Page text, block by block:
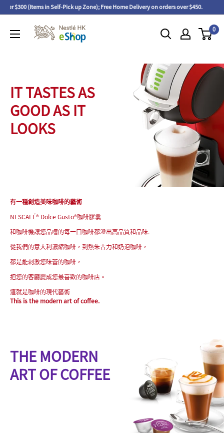
$300 (Items in Self-Pick up Zone); Free Home Delivery on orders over $450.
0
IT TASTES AS
GOOD AS IT
LOOKS
有一種創造美味咖啡的藝術
NESCAFÉ® Dolce Gusto®咖啡膠囊
和咖啡機讓您品嚐的每一口咖啡都滲出高品質和品味.
從我們的意大利濃縮咖啡，到熱朱古力和奶泡咖啡，
都是能刺激您味蕾的咖啡，
把您的客廳變成您最喜歡的咖啡店。
這就是咖啡的現代藝術
This is the modern art of coffee.
THE MODERN
ART OF COFFEE